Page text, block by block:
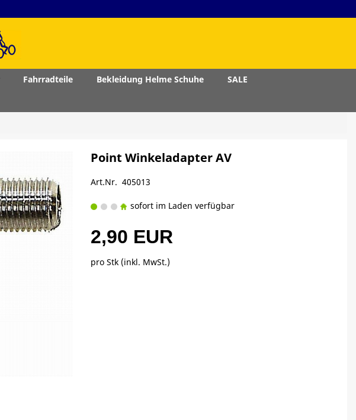
Fahrradteile Bekleidung Helme Schuhe
SALE
Point Winkeladapter AV
Art.Nr. 405013
sofort im Laden verfügbar
2,90 EUR
pro Stk (inkl. MwSt.)